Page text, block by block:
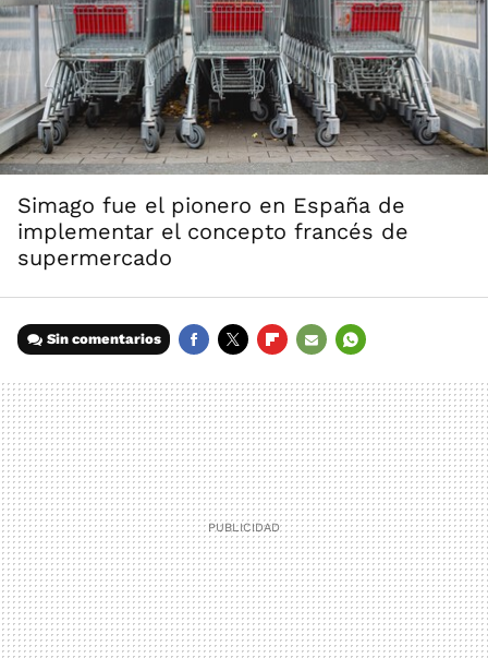
Simago fue el pionero en España de
implementar el concepto francés de
supermercado
Sin comentarios
MAIL